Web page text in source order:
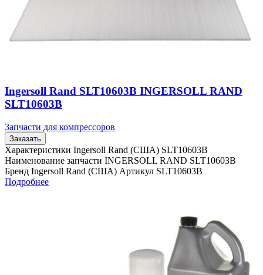
Ingersoll Rand SLT10603B INGERSOLL RAND
SLT10603B
Запчасти для компрессоров
Заказать
Характеристики Ingersoll Rand (США) SLT10603B
Наименование запчасти INGERSOLL RAND SLT10603B
Бренд Ingersoll Rand (США) Артикул SLT10603B
Подробнее